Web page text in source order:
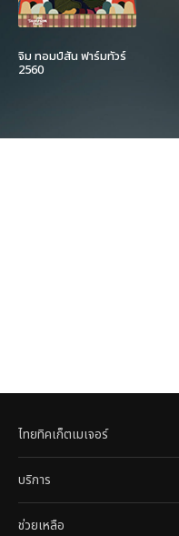
จิม ทอมป์สัน ฟาร์มทัวร์
2560
ไทยทิคเก็ตเมเจอร์
บริการ
ช่วยเหลือ